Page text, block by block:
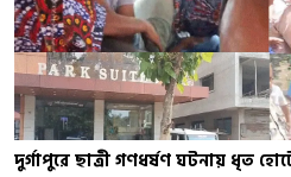
দুর্গাপুরে ছাত্রী গণধর্ষণ ঘটনায় ধৃত